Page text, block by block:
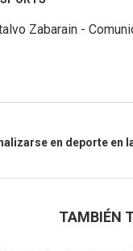
Zabarain -
en deporte en
TAMBIÉN